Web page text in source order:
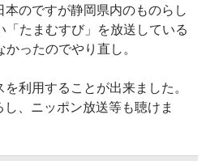
のですが静岡県内のものらし
「たまむすび」を放送している
ったのでやり直し。
利用することが出来ました。
、ニッポン放送等も聴けま